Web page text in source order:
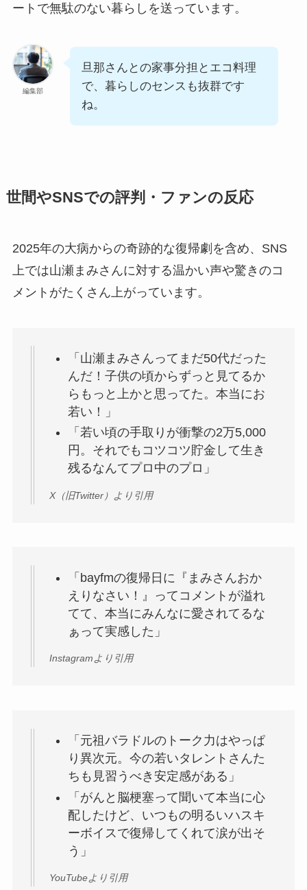
ートで無駄のない暮らしを送っています。
編集部
旦那さんとの家事分担とエコ料理
で、暮らしのセンスも抜群です
ね。
世間やSNSでの評判・ファンの反応
2025年の大病からの奇跡的な復帰劇を含め、SNS
上では山瀬まみさんに対する温かい声や驚きのコ
メントがたくさん上がっています。
「山瀬まみさんってまだ50代だった
んだ！子供の頃からずっと見てるか
らもっと上かと思ってた。本当にお
若い！」
「若い頃の手取りが衝撃の2万5,000
円。それでもコツコツ貯金して生き
残るなんてプロ中のプロ」
X（旧Twitter）より引用
「bayfmの復帰日に『まみさんおか
えりなさい！』ってコメントが溢れ
てて、本当にみんなに愛されてるな
ぁって実感した」
Instagramより引用
「元祖バラドルのトーク力はやっぱ
り異次元。今の若いタレントさんた
ちも見習うべき安定感がある」
「がんと脳梗塞って聞いて本当に心
配したけど、いつもの明るいハスキ
ーボイスで復帰してくれて涙が出そ
う」
YouTubeより引用